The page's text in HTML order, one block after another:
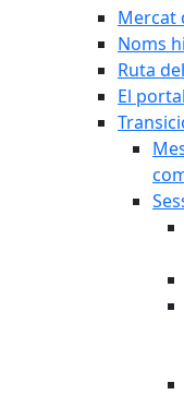
Mercat
Noms
Ruta
El